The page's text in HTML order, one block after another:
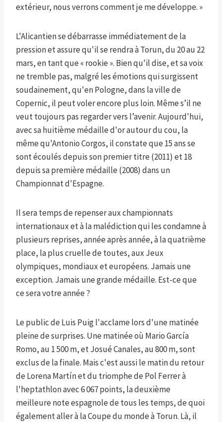
extérieur, nous verrons comment je me développe. »
L'Alicantien se débarrasse immédiatement de la
pression et assure qu'il se rendra à Torun, du 20 au 22
mars, en tant que « rookie ». Bien qu'il dise, et sa voix
ne tremble pas, malgré les émotions qui surgissent
soudainement, qu'en Pologne, dans la ville de
Copernic, il peut voler encore plus loin. Même s’il ne
veut toujours pas regarder vers l’avenir. Aujourd'hui,
avec sa huitième médaille d'or autour du cou, la
même qu'Antonio Corgos, il constate que 15 ans se
sont écoulés depuis son premier titre (2011) et 18
depuis sa première médaille (2008) dans un
Championnat d'Espagne.
Il sera temps de repenser aux championnats
internationaux et à la malédiction qui les condamne à
plusieurs reprises, année après année, à la quatrième
place, la plus cruelle de toutes, aux Jeux
olympiques, mondiaux et européens. Jamais une
exception. Jamais une grande médaille. Est-ce que
ce sera votre année ?
Le public de Luis Puig l'acclame lors d'une matinée
pleine de surprises. Une matinée où Mario García
Romo, au 1 500 m, et Josué Canales, au 800 m, sont
exclus de la finale. Mais c'est aussi le matin du retour
de Lorena Martín et du triomphe de Pol Ferrer à
l'heptathlon avec 6 067 points, la deuxième
meilleure note espagnole de tous les temps, de quoi
également aller à la Coupe du monde à Torun. Là, il